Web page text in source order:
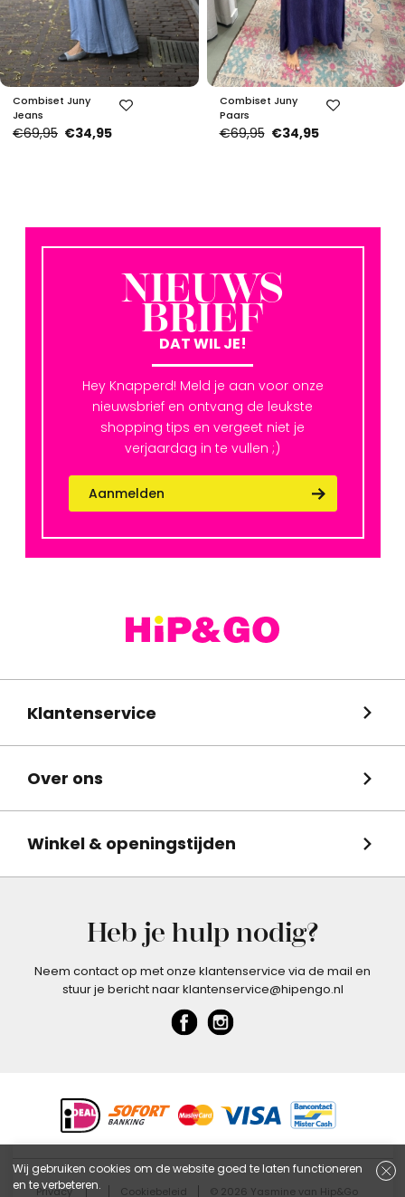
Combiset Juny
Jeans
€69,95 €34,95
Combiset Juny
Paars
€69,95 €34,95
NIEUWS
BRIEF
DAT WIL JE!
Hey Knapperd! Meld je aan voor onze
nieuwsbrief en ontvang de leukste
shopping tips en vergeet niet je
verjaardag in te vullen ;)
Aanmelden
Klantenservice
Over ons
Winkel & openingstijden
Heb je hulp nodig?
Neem contact op met onze klantenservice via de mail en
stuur je bericht naar klantenservice@hipengo.nl
Privacy Cookiebeleid © 2026 Yasmine van Hip&Go
Wij gebruiken cookies om de website goed te laten functioneren
en te verbeteren.